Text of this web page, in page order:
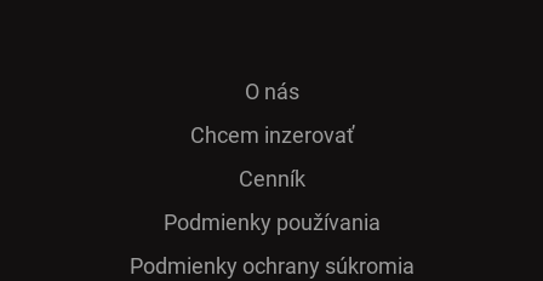
O nás
Chcem inzerovať
Cenník
Podmienky používania
Podmienky ochrany súkromia